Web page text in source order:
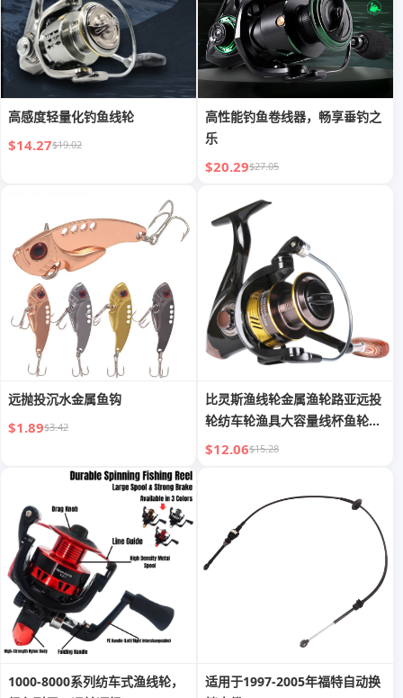
高感度轻量化钓鱼线轮
$14.27$19.02
高性能钓鱼卷线器，畅享垂钓之
乐
$20.29$27.05
远抛投沉水金属鱼钩
$1.89$3.42
比灵斯渔线轮金属渔轮路亚远投
轮纺车轮渔具大容量线杯鱼轮批
发
$12.06$15.28
1000-8000系列纺车式渔线轮，
适用于1997-2005年福特自动换